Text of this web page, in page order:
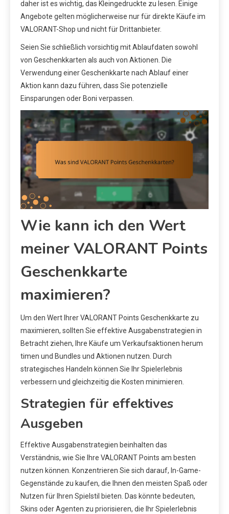
daher ist es wichtig, das Kleingedruckte zu lesen. Einige
Angebote gelten möglicherweise nur für direkte Käufe im
VALORANT-Shop und nicht für Drittanbieter.
Seien Sie schließlich vorsichtig mit Ablaufdaten sowohl
von Geschenkkarten als auch von Aktionen. Die
Verwendung einer Geschenkkarte nach Ablauf einer
Aktion kann dazu führen, dass Sie potenzielle
Einsparungen oder Boni verpassen.
Wie kann ich den Wert
meiner VALORANT Points
Geschenkkarte
maximieren?
Um den Wert Ihrer VALORANT Points Geschenkkarte zu
maximieren, sollten Sie effektive Ausgabenstrategien in
Betracht ziehen, Ihre Käufe um Verkaufsaktionen herum
timen und Bundles und Aktionen nutzen. Durch
strategisches Handeln können Sie Ihr Spielerlebnis
verbessern und gleichzeitig die Kosten minimieren.
Strategien für effektives
Ausgeben
Effektive Ausgabenstrategien beinhalten das
Verständnis, wie Sie Ihre VALORANT Points am besten
nutzen können. Konzentrieren Sie sich darauf, In-Game-
Gegenstände zu kaufen, die Ihnen den meisten Spaß oder
Nutzen für Ihren Spielstil bieten. Das könnte bedeuten,
Skins oder Agenten zu priorisieren, die Ihr Spielerlebnis